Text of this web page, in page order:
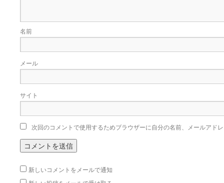
名前
メール
サイト
次回のコメントで使用するためブラウザーに自分の名前、メールアド
新しいコメントをメールで通知